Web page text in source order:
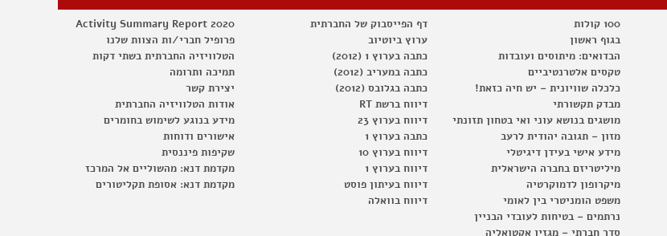
100 קולות
בגוף ראשון
הבדואים: מיתוסים ועובדות
טקסים אלטרנטיביים
כלכלה שוויונית – יש חיה כזאת!
מבדק תקשורתי
מושגים בנושא עוני ואי בטחון תזונתי
מזון – תגובה יהודית לרעב
מידע אישי בעידן דיגיטלי
מיליטריזם בחברה הישראלית
מיקרופון לדמוקרטיה
משפט הומניטרי בין לאומי
נרתמים – בטיחות לעובדי הבניין
סדר חברתי – מגזין אקטואליה
דף הפייסבוק של החברתית
ערוץ ביוטיוב
כתבה בערוץ 1 (2012)
כתבה במעריב (2012)
כתבה בגלובס (2012)
דיווח ברשת RT
דיווח בערוץ 23
כתבה בערוץ 1
דיווח בערוץ 10
דיווח בערוץ 1
דיווח בעיתון פוסט
דיווח בוואלה
Activity Summary Report 2020
פרופיל חברי/ות הצוות שלנו
הטלוויזיה החברתית בשתי דקות
תמיכה ותרומה
יצירת קשר
אודות הטלוויזיה החברתית
מידע בנוגע לשימוש בחומרים
אישורים ודוחות
שקיפות פיננסית
מקדמת דנא: מהשוליים אל המרכז
מקדמת דנא: אסופת תקליטורים